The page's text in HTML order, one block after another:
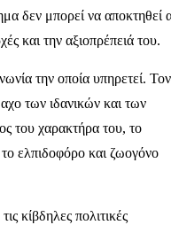
δεν μπορεί να αποκτηθεί
και την αξιοπρέπειά του.
την οποία υπηρετεί. Τον
των ιδανικών και των
του χαρακτήρα του, το
το ελπιδοφόρο και ζωογόνο
κίβδηλες πολιτικές